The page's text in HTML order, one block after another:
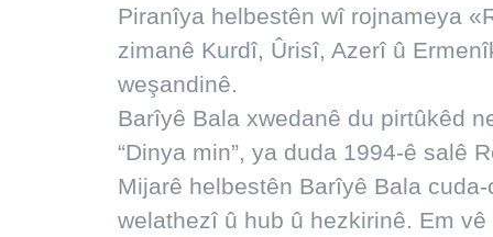
Piranîya helbestên wî rojnameya
zimanê Kurdî, Ûrisî, Azerî û
weşandinê.
Barîyê Bala xwedanê du pirtûkêd
“Dinya min”, ya duda 1994-ê salê
Mijarê helbestên Barîyê Bala
welathezî û hub û hezkirinê. Em